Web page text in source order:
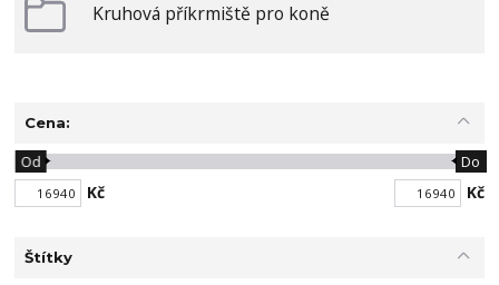
Kruhová příkrmiště pro koně
Cena:
Kč
Od Do
Kč
Štítky